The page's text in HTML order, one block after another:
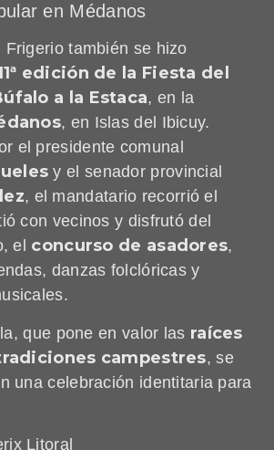
en Médanos
Frigerio también se hizo
edición de la Fiesta del
a la Estaca, en la
, en Islas del Ibicuy.
el presidente comunal
y el senador provincial
, el mandatario recorrió el
con vecinos y disfrutó del
el concurso de asadores,
danzas folclóricas y
que pone en valor las raíces
campestres, se
una celebración identitaria para